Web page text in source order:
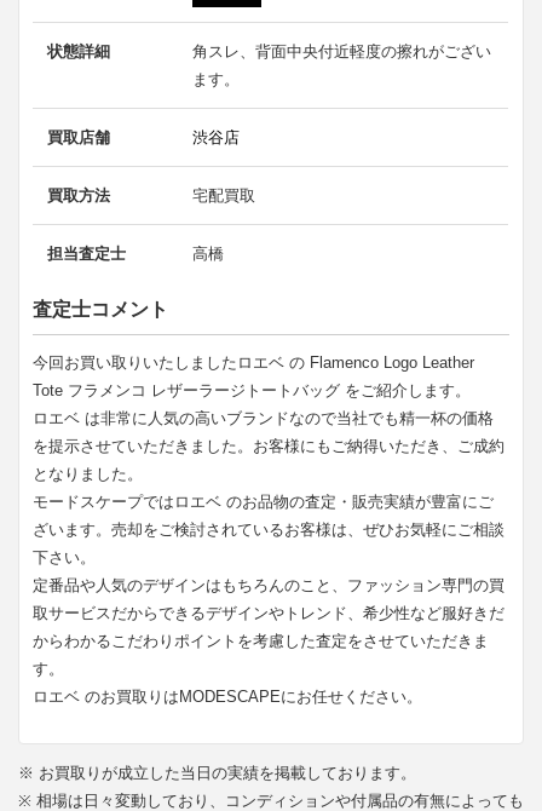
状態詳細
角スレ、背面中央付近軽度の擦れがござい
ます。
買取店舗 渋谷店
買取方法 宅配買取
担当査定士 高橋
査定士コメント
今回お買い取りいたしましたロエベ の Flamenco Logo Leather
Tote フラメンコ レザーラージトートバッグ をご紹介します。
ロエベ は非常に人気の高いブランドなので当社でも精一杯の価格
を提示させていただきました。お客様にもご納得いただき、ご成約
となりました。
モードスケープではロエベ のお品物の査定・販売実績が豊富にご
ざいます。売却をご検討されているお客様は、ぜひお気軽にご相談
下さい。
定番品や人気のデザインはもちろんのこと、ファッション専門の買
取サービスだからできるデザインやトレンド、希少性など服好きだ
からわかるこだわりポイントを考慮した査定をさせていただきま
す。
ロエベ のお買取りはMODESCAPEにお任せください。
※ お買取りが成立した当日の実績を掲載しております。
※ 相場は日々変動しており、コンディションや付属品の有無によっても